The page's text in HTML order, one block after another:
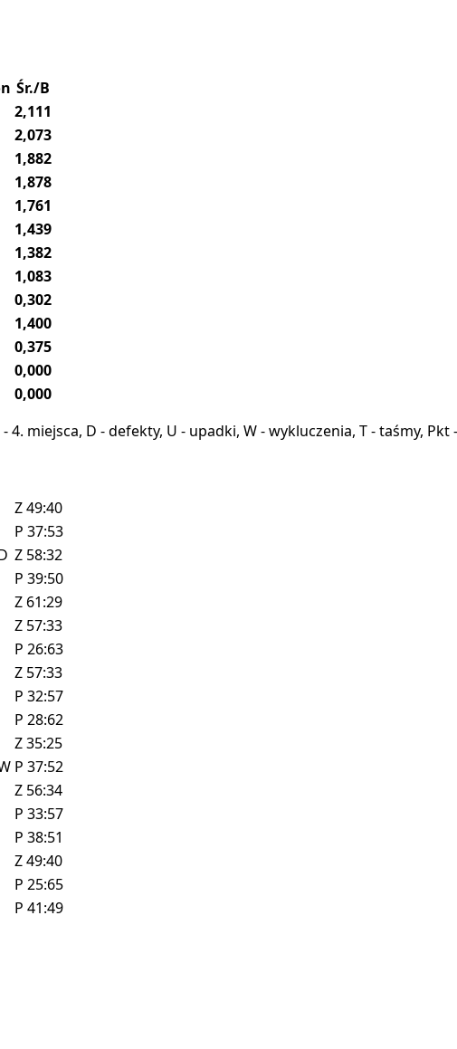
Śr./B
2,111
2,073
1,882
1,878
1,761
1,439
1,382
1,083
0,302
1,400
0,375
0,000
0,000
4. miejsca, D - defekty, U - upadki, W - wykluczenia, T - taśmy,
Z49:40
P 37:53
Z 58:32
P 39:50
Z 61:29
Z 57:33
P 26:63
Z 57:33
P 32:57
P 28:62
Z35:25
P 37:52
Z 56:34
P 33:57
P 38:51
Z49:40
P 25:65
P 41:49